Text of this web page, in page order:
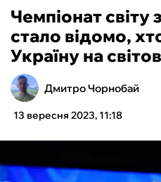
БОКС
ХОКЕЙ
ТЕНІС
Чемпіонат світу
стало відомо,
Україну на
Дмитро Чорнобай
13 вересня 2023, 11:18